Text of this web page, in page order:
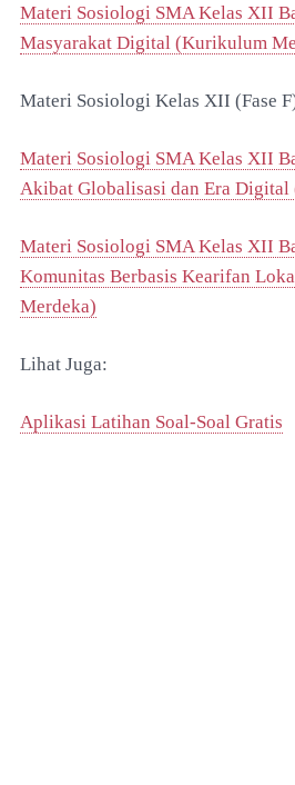
Materi Sosiologi SMA Kelas XII
Masyarakat Digital (Kurikulum
Materi Sosiologi Kelas XII (Fase
Materi Sosiologi SMA Kelas XII
Akibat Globalisasi dan Era
Materi Sosiologi SMA Kelas XII
Komunitas Berbasis Kearifan
Merdeka)
Lihat Juga:
Aplikasi Latihan Soal-Soal Gratis